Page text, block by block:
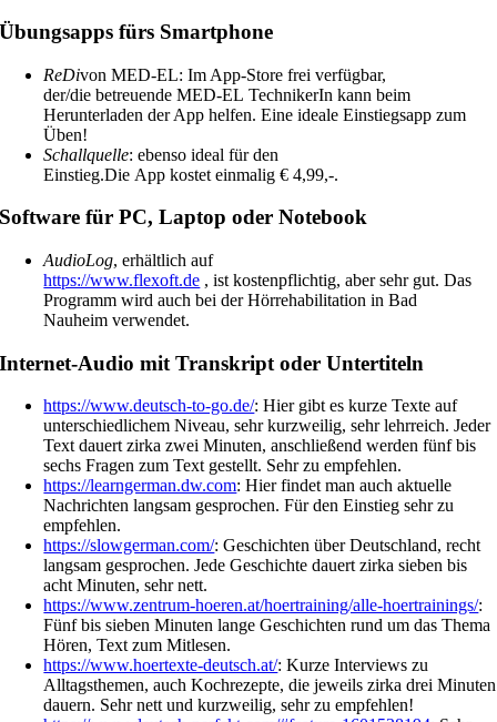
Übungsapps fürs Smartphone
ReDivon MED-EL: Im App-Store frei verfügbar,
der/die betreuende MED-EL TechnikerIn kann beim
Herunterladen der App helfen. Eine ideale Einstiegsapp zum
Üben!
Schallquelle: ebenso ideal für den
Einstieg.Die App kostet einmalig € 4,99,-.
Software für PC, Laptop oder Notebook
AudioLog, erhältlich auf
https://www.flexoft.de , ist kostenpflichtig, aber sehr gut. Das
Programm wird auch bei der Hörrehabilitation in Bad
Nauheim verwendet.
Internet-Audio mit Transkript oder Untertiteln
https://www.deutsch-to-go.de/: Hier gibt es kurze Texte auf
unterschiedlichem Niveau, sehr kurzweilig, sehr lehrreich. Jeder
Text dauert zirka zwei Minuten, anschließend werden fünf bis
sechs Fragen zum Text gestellt. Sehr zu empfehlen.
https://learngerman.dw.com: Hier findet man auch aktuelle
Nachrichten langsam gesprochen. Für den Einstieg sehr zu
empfehlen.
https://slowgerman.com/: Geschichten über Deutschland, recht
langsam gesprochen. Jede Geschichte dauert zirka sieben bis
acht Minuten, sehr nett.
https://www.zentrum-hoeren.at/hoertraining/alle-hoertrainings/:
Fünf bis sieben Minuten lange Geschichten rund um das Thema
Hören, Text zum Mitlesen.
https://www.hoertexte-deutsch.at/: Kurze Interviews zu
Alltagsthemen, auch Kochrezepte, die jeweils zirka drei Minuten
dauern. Sehr nett und kurzweilig, sehr zu empfehlen!